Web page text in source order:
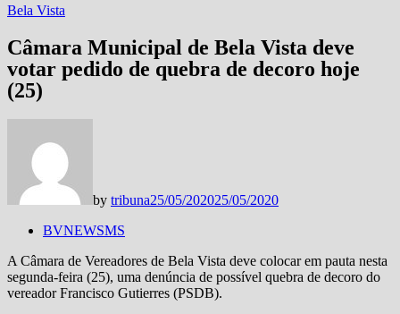
Bela Vista
Câmara Municipal de Bela Vista deve
votar pedido de quebra de decoro hoje
(25)
by tribuna25/05/202025/05/2020
BVNEWSMS
A Câmara de Vereadores de Bela Vista deve colocar em pauta nesta
segunda-feira (25), uma denúncia de possível quebra de decoro do
vereador Francisco Gutierres (PSDB).